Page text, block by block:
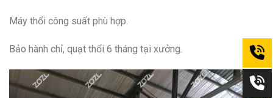
Máy thổi công suất phù hợp.
Bảo hành chỉ, quạt thổi 6 tháng tại xưởng.